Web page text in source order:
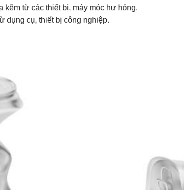
kẽm từ các thiết bị, máy móc hư hỏng.
dụng cụ, thiết bị công nghiệp.